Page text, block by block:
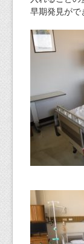
早期発見がで